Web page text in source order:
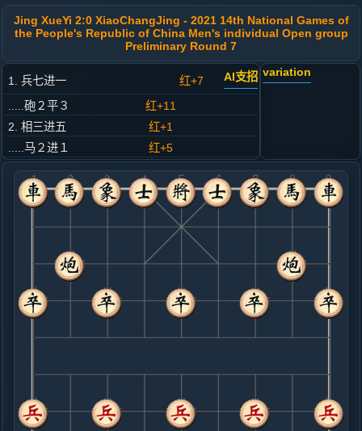
Jing XueYi 2:0 XiaoChangJing - 2021 14th National Games of
the People's Republic of China Men's individual Open group
Preliminary Round 7
1. 兵七进一 红+7 AI支招
.....砲２平３
红+11
2. 相三进五
红+1
.....马２进１
红+5
3. 马八进七
红+15
.....车１平２
红+6
4. 马七进六
红+5
.....砲８平５
红+9
5. 马六进五
红+5
.....砲５进４
6. 仕四进五
红+96
.....砲３退１
红+70
车９进２
7. 马二进四
红+30
车九进一
8. 马五进四
红+4
马四进五
.....士４进５
红+106
砲５退３
9. 马四退三
红+182
variation